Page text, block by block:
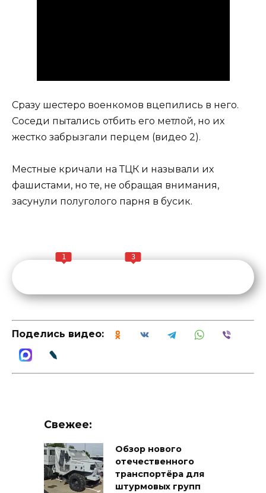
Сразу шестеро военкомов вцепились в него.
Соседи пытались отбить его метлой, но их
жестко забрызгали перцем (видео 2).
Местные кричали на ТЦК и называли их
фашистами, но те, не обращая внимания,
засунули полуголого парня в бусик.
1 3
Поделись видео:
Свежее:
Обзор нового
отечественного
транспортёра для
штурмовых групп